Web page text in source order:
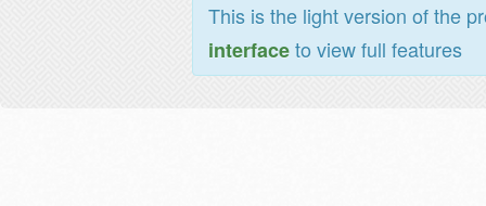
This is the light version of the
interfaceto view full features